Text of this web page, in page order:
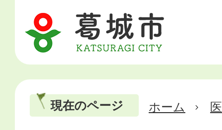
現在のページ ホーム